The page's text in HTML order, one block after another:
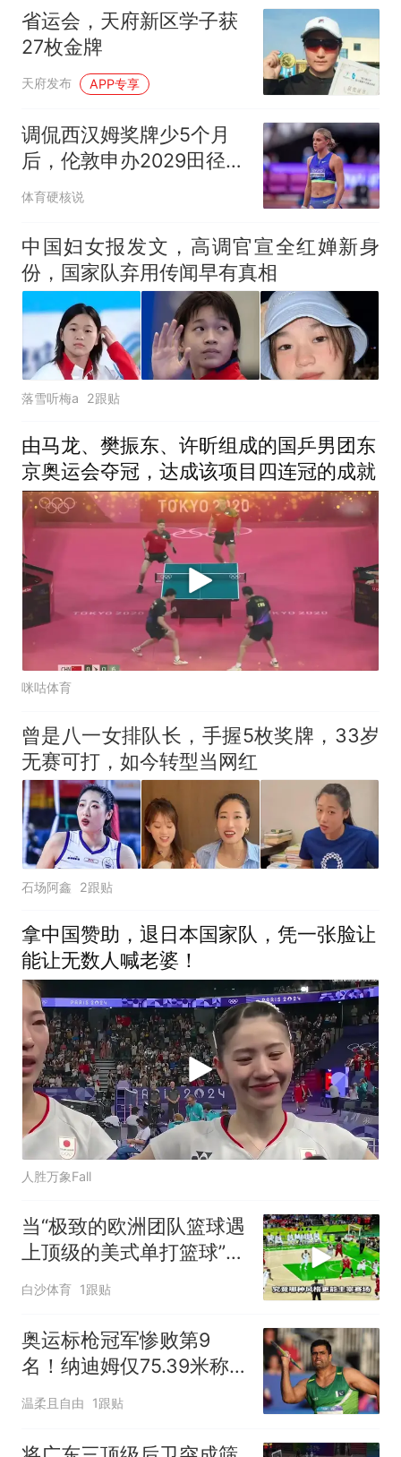
省运会，天府新区学子获
27枚金牌
天府发布 APP专享
调侃西汉姆奖牌少5个月
后，伦敦申办2029田径世
锦赛达成协议
体育硬核说
中国妇女报发文，高调官宣全红婵新身
份，国家队弃用传闻早有真相
落雪听梅a 2跟贴
由马龙、樊振东、许昕组成的国乒男团东
京奥运会夺冠，达成该项目四连冠的成就
咪咕体育
曾是八一女排队长，手握5枚奖牌，33岁
无赛可打，如今转型当网红
石场阿鑫 2跟贴
拿中国赞助，退日本国家队，凭一张脸让
能让无数人喊老婆！
人胜万象Fall
当“极致的欧洲团队篮球遇
上顶级的美式单打篮球”谁
会更胜一筹
白沙体育 1跟贴
奥运标枪冠军惨败第9
名！纳迪姆仅75.39米称
因天气寒冷
温柔且自由 1跟贴